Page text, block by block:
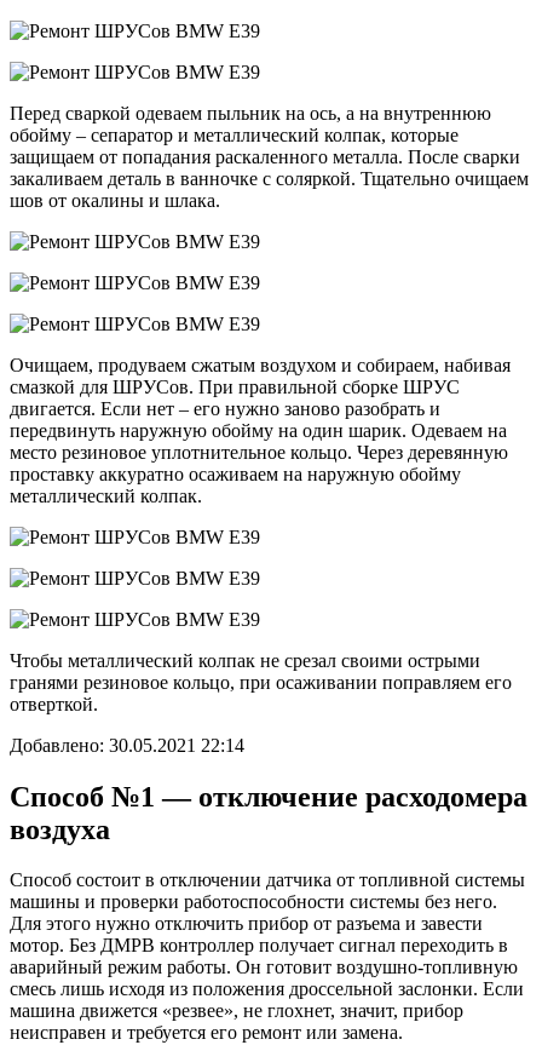
Перед сваркой одеваем пыльник на ось, а на внутреннюю
обойму – сепаратор и металлический колпак, которые
защищаем от попадания раскаленного металла. После сварки
закаливаем деталь в ванночке с соляркой. Тщательно очищаем
шов от окалины и шлака.
Очищаем, продуваем сжатым воздухом и собираем, набивая
смазкой для ШРУСов. При правильной сборке ШРУС
двигается. Если нет – его нужно заново разобрать и
передвинуть наружную обойму на один шарик. Одеваем на
место резиновое уплотнительное кольцо. Через деревянную
проставку аккуратно осаживаем на наружную обойму
металлический колпак.
Чтобы металлический колпак не срезал своими острыми
гранями резиновое кольцо, при осаживании поправляем его
отверткой.
Добавлено: 30.05.2021 22:14
Способ №1 — отключение расходомера
воздуха
Способ состоит в отключении датчика от топливной системы
машины и проверки работоспособности системы без него.
Для этого нужно отключить прибор от разъема и завести
мотор. Без ДМРВ контроллер получает сигнал переходить в
аварийный режим работы. Он готовит воздушно-топливную
смесь лишь исходя из положения дроссельной заслонки. Если
машина движется «резвее», не глохнет, значит, прибор
неисправен и требуется его ремонт или замена.